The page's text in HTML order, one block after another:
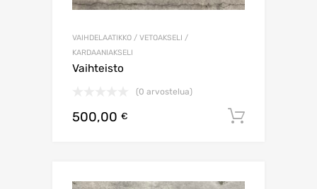
VAIHDELAATIKKO / VETOAKSELI /
KARDAANIAKSELI
Vaihteisto
(0 arvostelua)
500,00 €